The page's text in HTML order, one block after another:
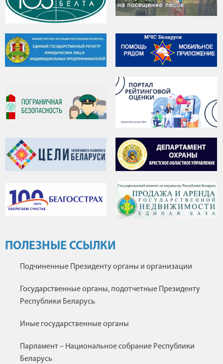
ПОЛЕЗНЫЕ ССЫЛКИ
Подчиненные Президенту органы и организации
Государственные органы, подотчетные Президенту
Республики Беларусь
Иные государственные органы
Парламент – Национальное собрание Республики
Беларусь